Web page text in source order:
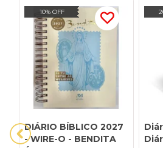
10% OFF
DIÁRIO BÍBLICO 2027
- WIRE-O - BENDITA